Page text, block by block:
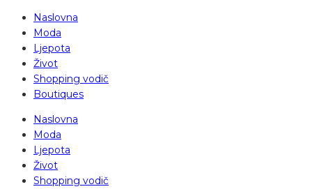
Naslovna
Moda
Ljepota
Život
Shopping vodič
Boutiques
Naslovna
Moda
Ljepota
Život
Shopping vodič